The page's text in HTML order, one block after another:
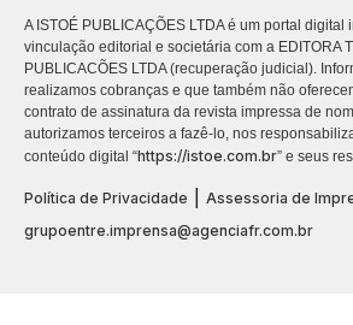
A ISTOÉ PUBLICAÇÕES LTDA é um portal
vinculação editorial e societária com a EDITORA
PUBLICACÕES LTDA (recuperação judicial).
realizamos cobranças e que também não
contrato de assinatura da revista impressa de
autorizamos terceiros a fazê-lo, nos
conteúdo digital “https://istoe.com.br” e seus
Política de Privacidade
Assessoria de
grupoentre.imprensa@agenciafr.com.br